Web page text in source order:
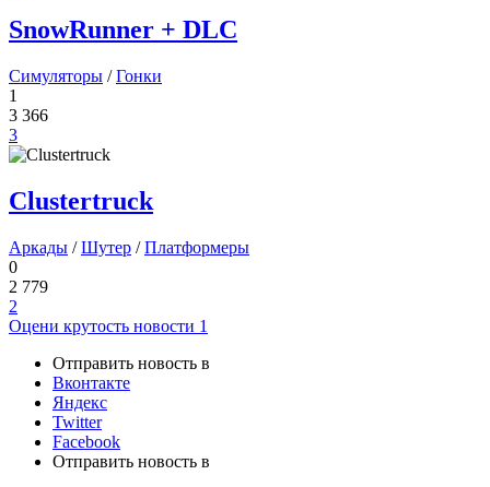
SnowRunner + DLC
Симуляторы /Гонки
1
3 366
3
Clustertruck
Аркады /Шутер /Платформеры
0
2 779
2
Оцени крутость новости 1
Отправить новость в
Вконтакте
Яндекс
Twitter
Facebook
Отправить новость в